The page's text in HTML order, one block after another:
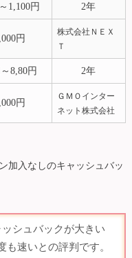
1,100円 2年
円
株式会社ＮＥＸ
Ｔ
8,80円 2年
円
ＧＭＯインター
ネット株式会社
加入なしのキャッシュバッ
シュバックが大きい
も速いとの評判です。